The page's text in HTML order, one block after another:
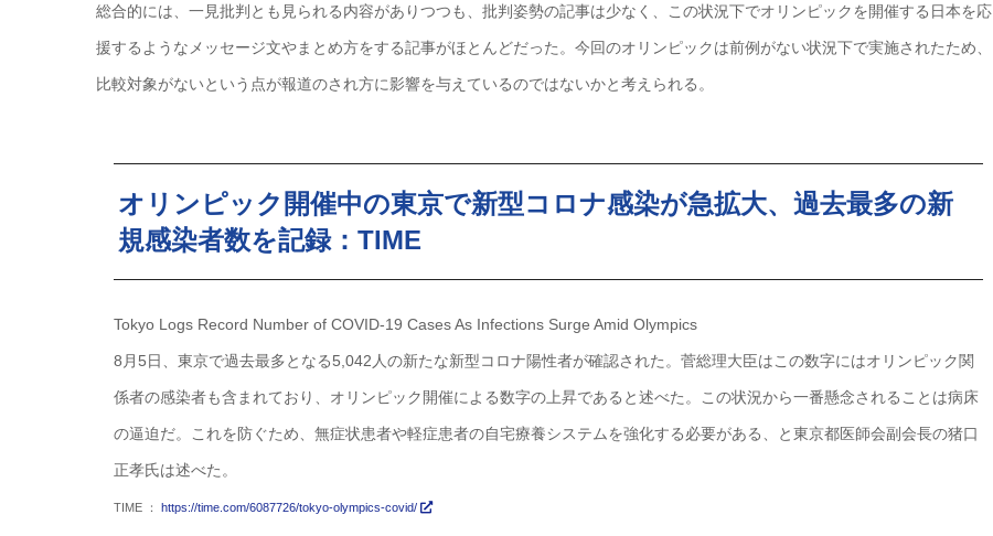
総合的には、一見批判とも見られる内容がありつつも、批判姿勢の記事は少なく、この状況下でオリンピックを開催する日本を応
援するようなメッセージ文やまとめ方をする記事がほとんどだった。今回のオリンピックは前例がない状況下で実施されたため、
比較対象がないという点が報道のされ方に影響を与えているのではないかと考えられる。
オリンピック開催中の東京で新型コロナ感染が急拡大、過去最多の新
規感染者数を記録：TIME
Tokyo Logs Record Number of COVID-19 Cases As Infections Surge Amid Olympics
8月5日、東京で過去最多となる5,042人の新たな新型コロナ陽性者が確認された。菅総理大臣はこの数字にはオリンピック関
係者の感染者も含まれており、オリンピック開催による数字の上昇であると述べた。この状況から一番懸念されることは病床
の逼迫だ。これを防ぐため、無症状患者や軽症患者の自宅療養システムを強化する必要がある、と東京都医師会副会長の猪口
正孝氏は述べた。
TIME ： https://time.com/6087726/tokyo-olympics-covid/